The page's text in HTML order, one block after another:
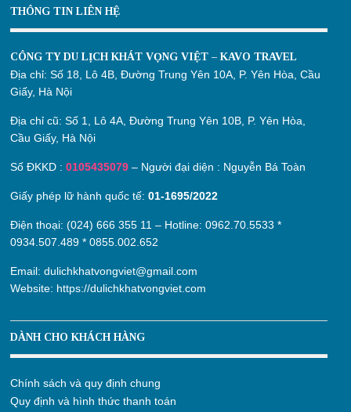
THÔNG TIN LIÊN HỆ
CÔNG TY DU LỊCH KHÁT VỌNG VIỆT – KAVO TRAVEL
Địa chỉ:Số 18, Lô 4B, Đường Trung Yên 10A, P. Yên Hòa, Cầu
Giấy, Hà Nội
Địa chỉ cũ:Số 1, Lô 4A, Đường Trung Yên 10B, P. Yên Hòa,
Cầu Giấy, Hà Nội
Số ĐKKD :0105435079 – Người đại diện : Nguyễn Bá Toàn
Giấy phép lữ hành quốc tế:01-1695/2022
Điện thoại: (024) 666 355 11 – Hotline:0962.70.5533 *
0934.507.489 *0855.002.652
Email:dulichkhatvongviet@gmail.com
Website: https://dulichkhatvongviet.com
DÀNH CHO KHÁCH HÀNG
Chính sách và quy định chung
Quy định và hình thức thanh toán